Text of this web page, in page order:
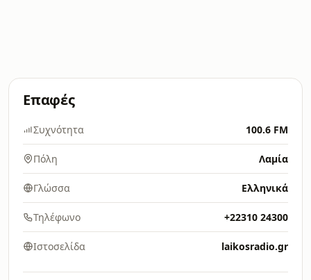
Επαφές
Συχνότητα 100.6 FM
Πόλη Λαμία
Γλώσσα Ελληνικά
Τηλέφωνο +22310 24300
Ιστοσελίδα laikosradio.gr